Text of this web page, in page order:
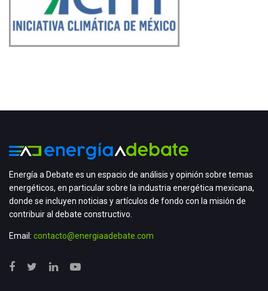
Energía a Debate es un espacio de análisis y opinión sobre temas
energéticos, en particular sobre la industria energética mexicana,
donde se incluyen noticias y artículos de fondo con la misión de
contribuir al debate constructivo.
Email: contacto@energiaadebate.com